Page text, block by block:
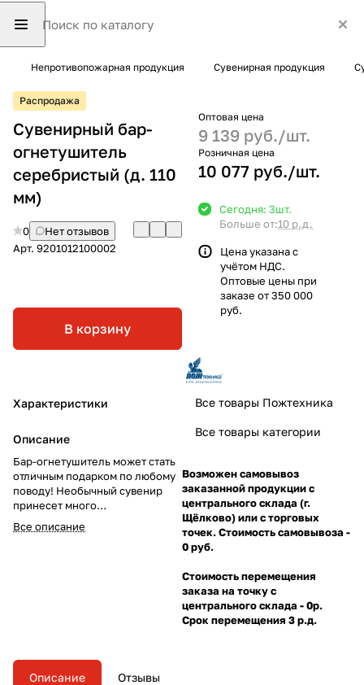
Непротивопожарная продукция Сувенирная продукция
Распродажа
Сувенирный бар-
огнетушитель
серебристый (д. 110
мм)
0
Нет отзывов
Арт. 9201012100002
В корзину
Характеристики
Описание
Бар-огнетушитель может стать
отличным подарком по любому
поводу! Необычный сувенир
принесет много
положительных эмоций и
прослужит своему владельцу
Все описание
Оптовая цена
9 139 руб./шт.
Розничная цена
10 077 руб./шт.
Сегодня: 3шт.
Больше от:10 р.д.
Цена указана с
учётом НДС.
Оптовые цены при
заказе от 350 000
руб.
Все товары Пожтехника
Все товары категории
Возможен самовывоз
заказанной продукции с
центрального склада (г.
Щёлково) или с торговых
точек. Стоимость самовывоза -
0 руб.
Стоимость перемещения
заказа на точку с
центрального склада - 0р.
Срок перемещения 3 р.д.
Описание Отзывы